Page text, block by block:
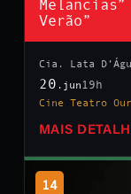
Verão”
Cia. Lata
20 .jun 19h
Cine Teatro
MAIS
14